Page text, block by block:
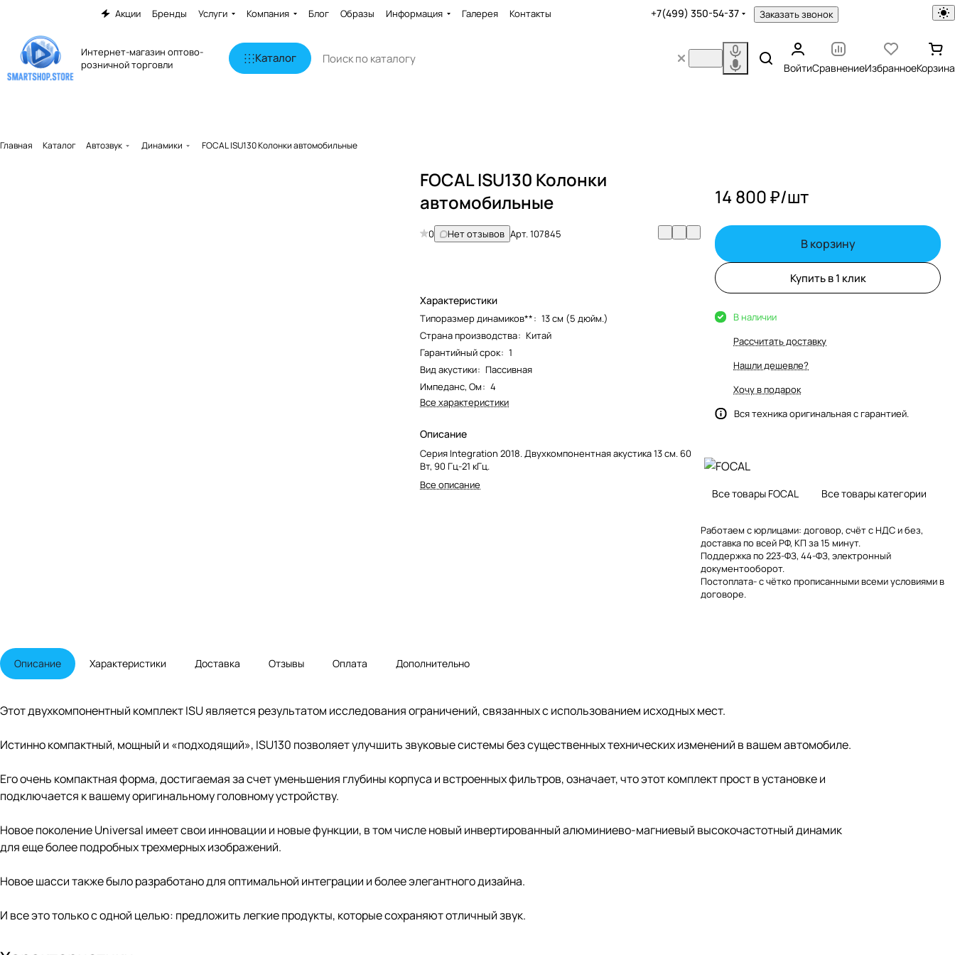
Акции Бренды Услуги Компания Блог Образы Информация Галерея Контакты +7(499) 350-54-37 Заказать звонок
Интернет-магазин оптово-
розничной торговли
Каталог
ВойтиСравнениеИзбранноеКорзина
Главная Каталог Автозвук Динамики FOCAL ISU130 Колонки автомобильные
FOCAL ISU130 Колонки
автомобильные
0 Нет отзывов Арт.107845
Характеристики
Типоразмер динамиков**: 13 см (5 дюйм.)
Страна производства: Китай
Гарантийный срок: 1
Вид акустики: Пассивная
Импеданс, Ом: 4
Все характеристики
Описание
Серия Integration 2018. Двухкомпонентная акустика 13 см. 60
Вт, 90 Гц-21 кГц.
Все описание
14 800 ₽/шт
В корзину
Купить в 1 клик
В наличии
Рассчитать доставку
Нашли дешевле?
Хочу в подарок
Вся техника оригинальная с гарантией.
Все товары FOCAL Все товары категории
Работаем с юрлицами: договор, счёт с НДС и без,
доставка по всей РФ, КП за 15 минут.
Поддержка по 223-ФЗ, 44-ФЗ, электронный
документооборот.
Постоплата- с чётко прописанными всеми условиями в
договоре.
Описание Характеристики Доставка Отзывы Оплата Дополнительно
Этот двухкомпонентный комплект ISU является результатом исследования ограничений, связанных с использованием исходных мест.
Истинно компактный, мощный и «подходящий», ISU130 позволяет улучшить звуковые системы без существенных технических изменений в вашем автомобиле.
Его очень компактная форма, достигаемая за счет уменьшения глубины корпуса и встроенных фильтров, означает, что этот комплект прост в установке и
подключается к вашему оригинальному головному устройству.
Новое поколение Universal имеет свои инновации и новые функции, в том числе новый инвертированный алюминиево-магниевый высокочастотный динамик
для еще более подробных трехмерных изображений.
Новое шасси также было разработано для оптимальной интеграции и более элегантного дизайна.
И все это только с одной целью: предложить легкие продукты, которые сохраняют отличный звук.